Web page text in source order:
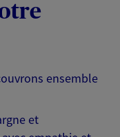
ensemble
et